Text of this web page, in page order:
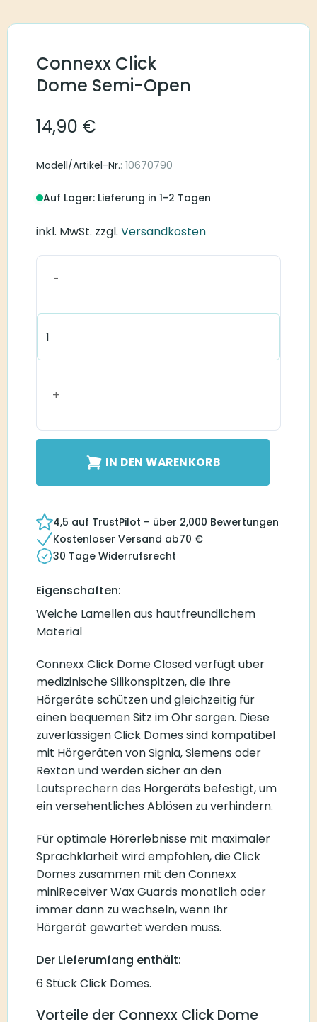
Connexx Click
Dome Semi-Open
14,90 €
Modell/Artikel-Nr.: 10670790
Auf Lager: Lieferung in 1-2 Tagen
inkl. MwSt. zzgl. Versandkosten
Click
Dome
IN DEN WARENKORB
4,5 auf TrustPilot – über 2,000 Bewertungen
Kostenloser Versand ab70 €
30 Tage Widerrufsrecht
Eigenschaften:
Weiche Lamellen aus hautfreundlichem
Material
Connexx Click Dome Closed verfügt über
medizinische Silikonspitzen, die Ihre
Hörgeräte schützen und gleichzeitig für
einen bequemen Sitz im Ohr sorgen. Diese
zuverlässigen Click Domes sind kompatibel
mit Hörgeräten von Signia, Siemens oder
Rexton und werden sicher an den
Lautsprechern des Hörgeräts befestigt, um
ein versehentliches Ablösen zu verhindern.
Für optimale Hörerlebnisse mit maximaler
Sprachklarheit wird empfohlen, die Click
Domes zusammen mit den Connexx
miniReceiver Wax Guards monatlich oder
immer dann zu wechseln, wenn Ihr
Hörgerät gewartet werden muss.
Der Lieferumfang enthält:
6 Stück Click Domes.
Vorteile der Connexx Click Dome